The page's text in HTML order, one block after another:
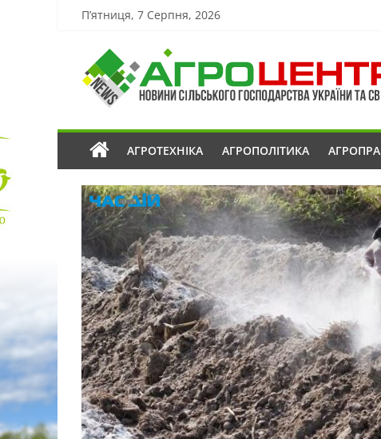
П’ятниця, 7 Серпня, 2026
АГРОТЕХНІКА АГРОПОЛІТИКА